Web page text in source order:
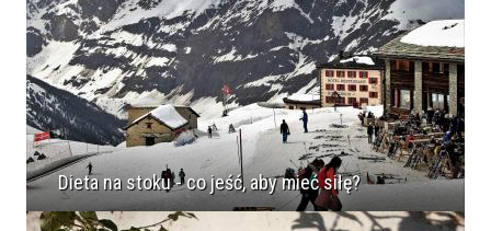
Dieta na stoku - co jeść, aby mieć siłę?